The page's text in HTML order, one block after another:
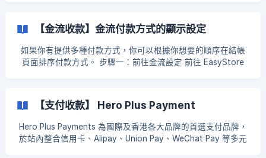
Pacenow 團隊聯繫以註冊 Pacenow，他們的團隊將協助你註
冊帳號 前往 EasyStore 後台 → 功能設定 → 金流設定 → 新增
收款方式 → 搜尋 Pacenow 將 Client ID 和 Client Secret 填在
對應的
【金流收款】金流付款方式的顯示設定
如果你有提供多種付款方式，你可以根據你想要的順序在結帳
頁面排序付款方式。 步驟一：前往金流設定 前往 EasyStore
(https://storage.crisp.chat/users/helpdesk/website/885b361
80fd05000/7359f23c-c35d-48ca-b999-40cf9c_79kx5
【支付收款】 Hero Plus Payment
Hero Plus Payments 為國際及香港各大品牌的首選支付品牌，
於站內整合信用卡、Alipay、Union Pay、WeChat Pay 等多元